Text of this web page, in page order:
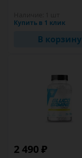
Купить в 1 клик
В корзину
2 490 ₽